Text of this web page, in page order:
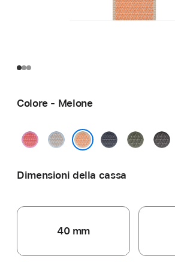
Colore - Melone
Rosa
Azzurro
pallido
Blu
VerdeGrigio
Dimensioni della cassa
40 mm